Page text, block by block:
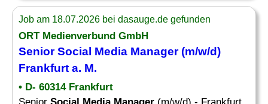
Job am 18.07.2026 bei dasauge.de gefunden
ORT Medienverbund GmbH
SeniorSocial Media Manager(m/w/d)
Frankfurt a. M.
• D- 60314 Frankfurt